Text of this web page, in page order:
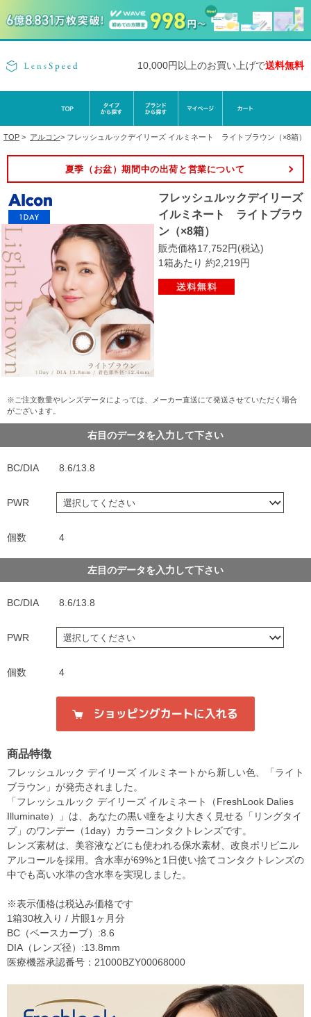
10,000円以上のお買い上げで送料無料
TOP > アルコン> フレッシュルックデイリーズ イルミネート ライトブラウン（×8箱）
夏季（お盆）期間中の出荷と営業について
フレッシュルックデイリーズ
イルミネート ライトブラウ
ン（×8箱）
販売価格17,752円(税込)
1箱あたり 約2,219円
※ご注文数量やレンズデータによっては、メーカー直送にて発送させていただく場合
がございます。
右目のデータを入力して下さい
BC/DIA 8.6/13.8
PWR
個数 4
左目のデータを入力して下さい
BC/DIA 8.6/13.8
PWR
個数 4
商品特徴
フレッシュルック デイリーズ イルミネートから新しい色、「ライト
ブラウン」が発売されました。
「フレッシュルック デイリーズ イルミネート（FreshLook Dalies
Illuminate）」は、あなたの黒い瞳をより大きく見せる「リングタイ
プ」のワンデー（1day）カラーコンタクトレンズです。
レンズ素材は、美容液などにも使われる保水素材、改良ポリビニル
アルコールを採用。含水率が69%と1日使い捨てコンタクトレンズの
中でも高い水準の含水率を実現しました。
※表示価格は税込み価格です
1箱30枚入り / 片眼1ヶ月分
BC（ベースカーブ）:8.6
DIA（レンズ径）:13.8mm
医療機器承認番号：21000BZY00068000